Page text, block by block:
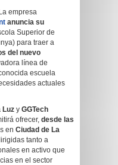
empresa
anuncia su
Superior de
para traer a
del nuevo
línea de
escuela
actuales
Luz y GGTech
ofrecer, desde las
en Ciudad de La
tanto a
en activo que
en el sector